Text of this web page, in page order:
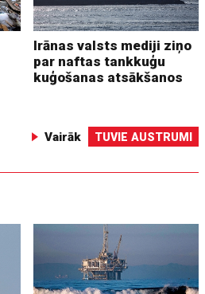
Irānas valsts mediji ziņo
par naftas tankkuģu
kuģošanas atsākšanos
Vairāk TUVIE AUSTRUMI